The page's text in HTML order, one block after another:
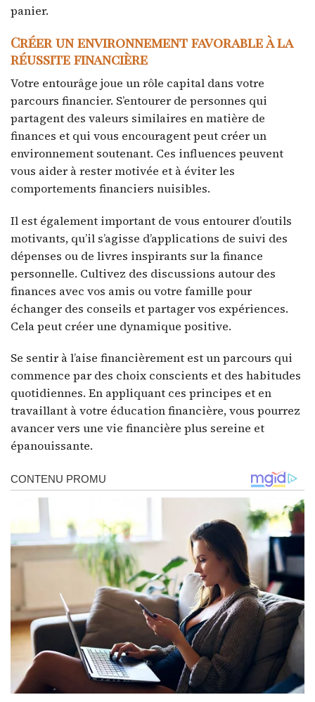
panier.
Créer un environnement favorable à la
réussite financière
Votre entourâge joue un rôle capital dans votre
parcours financier. S’entourer de personnes qui
partagent des valeurs similaires en matière de
finances et qui vous encouragent peut créer un
environnement soutenant. Ces influences peuvent
vous aider à rester motivée et à éviter les
comportements financiers nuisibles.
Il est également important de vous entourer d’outils
motivants, qu’il s’agisse d’applications de suivi des
dépenses ou de livres inspirants sur la finance
personnelle. Cultivez des discussions autour des
finances avec vos amis ou votre famille pour
échanger des conseils et partager vos expériences.
Cela peut créer une dynamique positive.
Se sentir à l’aise financièrement est un parcours qui
commence par des choix conscients et des habitudes
quotidiennes. En appliquant ces principes et en
travaillant à votre éducation financière, vous pourrez
avancer vers une vie financière plus sereine et
épanouissante.